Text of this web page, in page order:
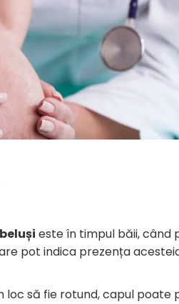
este în timpul băii, când
pot indica prezența
loc să fie rotund, capul